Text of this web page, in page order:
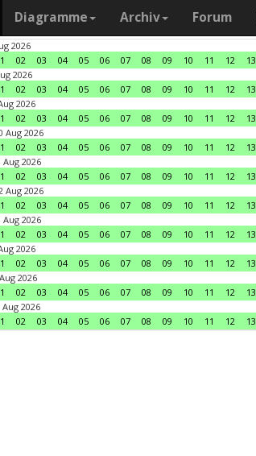
Diagramme Archiv Forum
2026
02 03 04 05 06 07 08 09 10 11 12 13
2026
02 03 04 05 06 07 08 09 10 11 12 13
2026
02 03 04 05 06 07 08 09 10 11 12 13
Aug 2026
02 03 04 05 06 07 08 09 10 11 12 13
Aug 2026
02 03 04 05 06 07 08 09 10 11 12 13
Aug 2026
02 03 04 05 06 07 08 09 10 11 12 13
Aug 2026
02 03 04 05 06 07 08 09 10 11 12 13
2026
02 03 04 05 06 07 08 09 10 11 12 13
2026
02 03 04 05 06 07 08 09 10 11 12 13
Aug 2026
02 03 04 05 06 07 08 09 10 11 12 13